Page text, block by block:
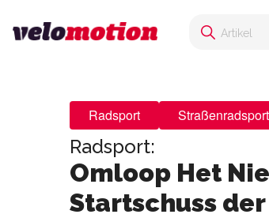
Radsport Straßenradsport
Radsport:
Omloop Het
Startschuss